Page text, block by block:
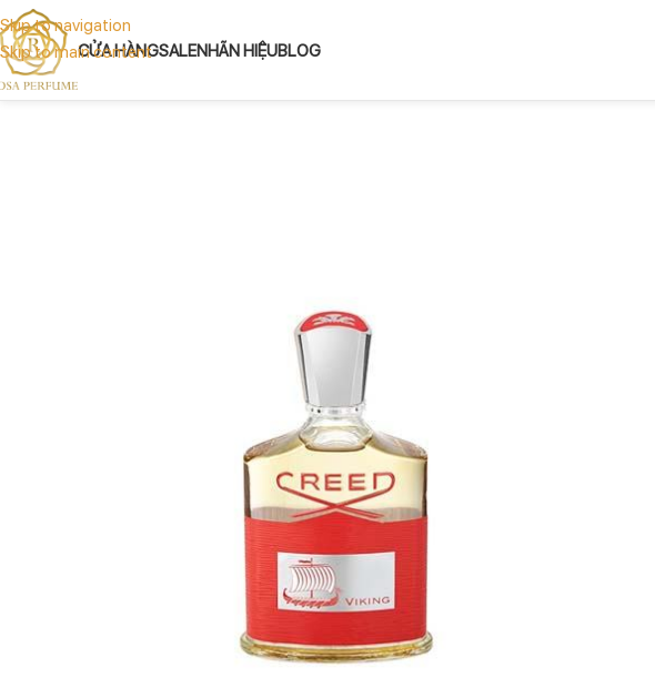
Skip to navigation
Skip to main content
CỬA HÀNGSALENHÃN HIỆUBLOG